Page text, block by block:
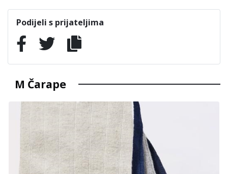
Podijeli s prijateljima
M Čarape